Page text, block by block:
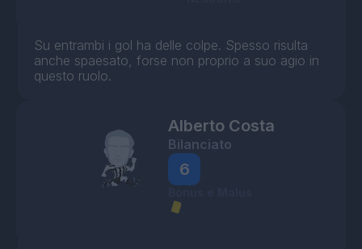
Su entrambi i gol ha delle colpe. Spesso risulta
anche spaesato, forse non proprio a suo agio in
questo ruolo.
Alberto Costa
Bilanciato
6